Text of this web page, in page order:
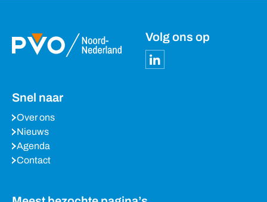
Volg ons op
Snel naar
Over ons
Nieuws
Agenda
Contact